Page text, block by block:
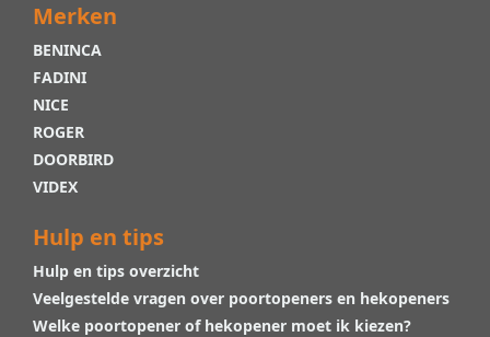
Merken
BENINCA
FADINI
NICE
ROGER
DOORBIRD
VIDEX
Hulp en tips
Hulp en tips overzicht
Veelgestelde vragen over poortopeners en hekopeners
Welke poortopener of hekopener moet ik kiezen?